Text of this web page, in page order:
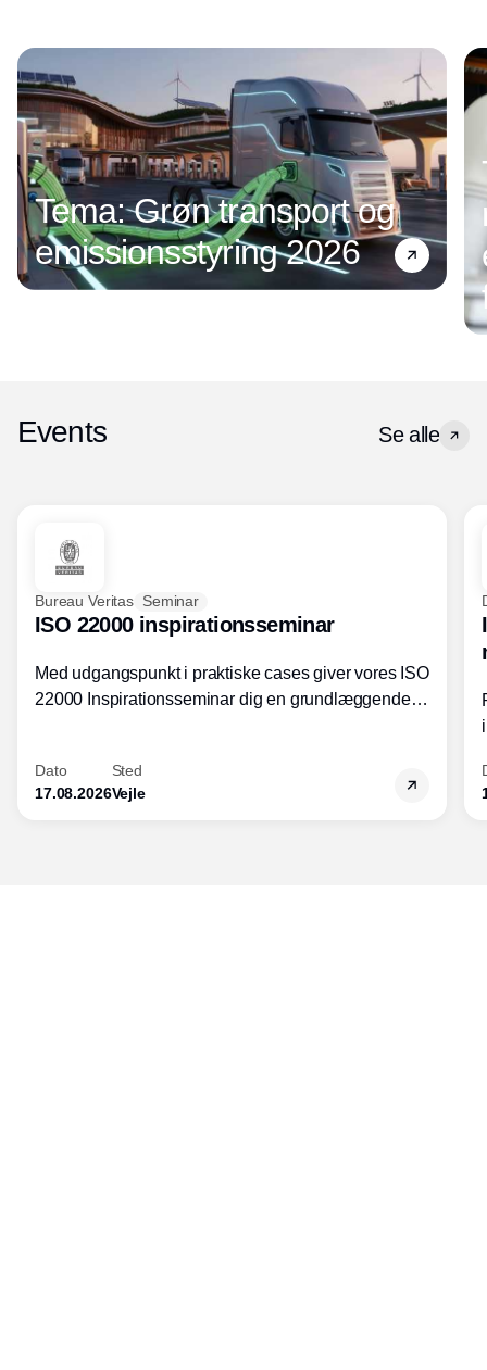
Tema: Grøn transport og
emissionsstyring 2026
Events Se alle
Bureau Veritas Seminar
ISO 22000 inspirationsseminar
Med udgangspunkt i praktiske cases giver vores ISO
22000 Inspirationsseminar dig en grundlæggende
fødevarestandardens integration med andre
standarder.
Dato
17.08.2026
Sted
Vejle